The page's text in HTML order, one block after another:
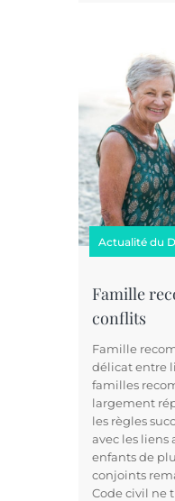
Actualité du
Famille
conflits
Famille
délicat entre
familles
largement
les règles
avec les liens
enfants de
conjoints
Code civil ne